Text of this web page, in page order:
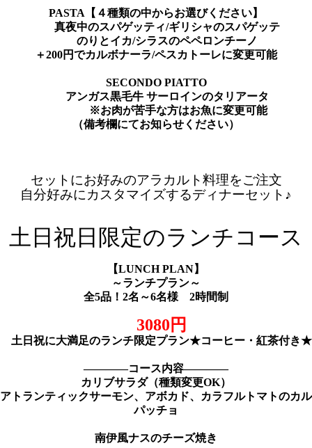
PASTA【４種類の中からお選びください】
真夜中のスパゲッティ/ギリシャのスパゲッテ
のりとイカ/シラスのペペロンチーノ
＋200円でカルボナーラ/ペスカトーレに変更可能
SECONDO PIATTO
アンガス黒毛牛 サーロインのタリアータ
※お肉が苦手な方はお魚に変更可能
（備考欄にてお知らせください）
セットにお好みのアラカルト料理をご注文
自分好みにカスタマイズするディナーセット♪
土日祝日限定のランチコース
【LUNCH PLAN】
～ランチプラン～
全5品！ 2名～6名様 2時間制
3080 円
土日祝に大満足のランチ限定プラン★コーヒー・紅茶付き★
――――コース内容――――
カリブサラダ（種類変更OK）
アトランティックサーモン、アボカド、カラフルトマトのカル
パッチョ
南伊風ナスのチーズ焼き